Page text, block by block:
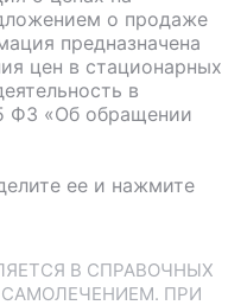
о продаже
предназначена
цен в стационарных
в
ФЗ «Об обращении
ее и нажмите
В СПРАВОЧНЫХ
ПРИ